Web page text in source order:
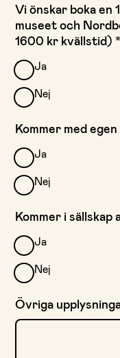
Vi önskar boka en
museet och
1600 kr kvällstid)*
Ja
Nej
Kommer med
Ja
Nej
Kommer i sällskap
Ja
Nej
Övriga